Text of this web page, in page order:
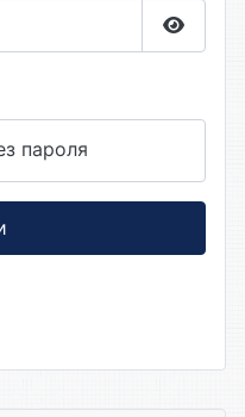
пароля